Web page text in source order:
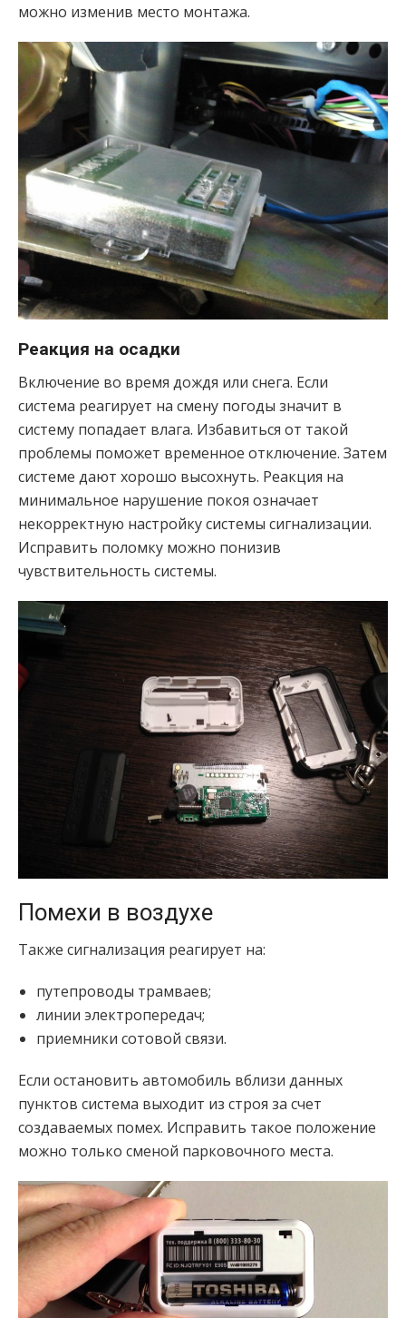
можно изменив место монтажа.
Реакция на осадки
Включение во время дождя или снега. Если
система реагирует на смену погоды значит в
систему попадает влага. Избавиться от такой
проблемы поможет временное отключение. Затем
системе дают хорошо высохнуть. Реакция на
минимальное нарушение покоя означает
некорректную настройку системы сигнализации.
Исправить поломку можно понизив
чувствительность системы.
Помехи в воздухе
Также сигнализация реагирует на:
путепроводы трамваев;
линии электропередач;
приемники сотовой связи.
Если остановить автомобиль вблизи данных
пунктов система выходит из строя за счет
создаваемых помех. Исправить такое положение
можно только сменой парковочного места.